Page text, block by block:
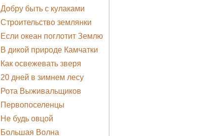
Добру быть с кулаками
Строительство землянки
Если океан поглотит Землю
В дикой природе Камчатки
Как освежевать зверя
20 дней в зимнем лесу
Рота Выживальщиков
Первопоселенцы
Не будь овцой
Большая Волна